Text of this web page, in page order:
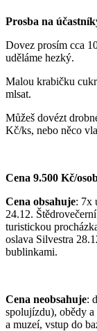
Prosba na
Dovez prosím cca
uděláme hezký.
Malou krabičku
mlsat.
Můžeš dovézt
Kč/ks, nebo něco
Cena 9.500 Kč/
Cena obsahuje: 7x
24.12.
turistickou
oslava Silvestra
bublinkami.
Cena neobsahuje:
spolujízdu), obědy a
a muzeí, vstup do